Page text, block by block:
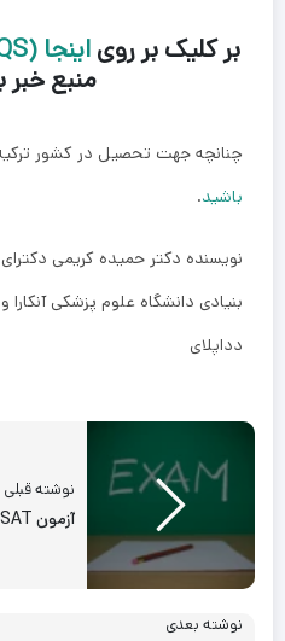
بر کلیک بر روی اینجا (QS)
منبع
چنانچه جهت تحصیل در کشور
باشید.
نویسنده دکتر حمیده کریمی
بنیادی دانشگاه علوم پزشکی
دداپلای
نوشته قبلی
آزمون SAT چیست؟ (اس ای تی)
نوشته بعدی